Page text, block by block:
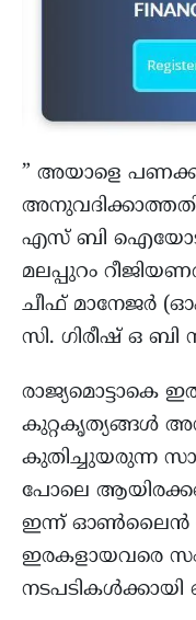
” അയാളെ
എസ് ബി ഐയോട്
മലപ്പുറം
ചീഫ് മാനേജർ
സി. ഗിരീഷ് ഒ
രാജ്യമൊട്ടാകെ
കുറ്റകൃത്യങ്ങൾ
കുതിച്ചുയരുന്ന
പോലെ
ഇന്ന് ഓൺലൈൻ
ഇരകളായവരെ
നടപടികൾക്കായി